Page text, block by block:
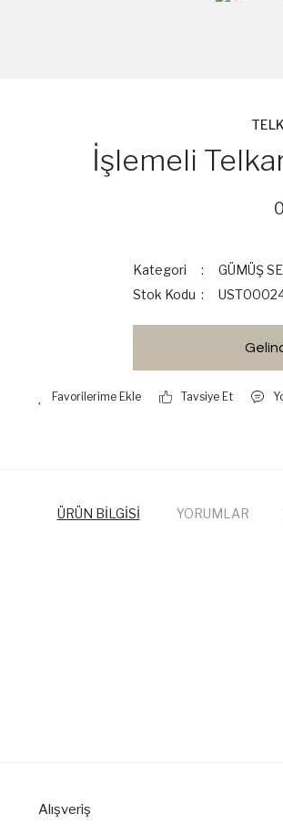
İşlemeli
Kategori
GÜMÜŞ
Stok Kodu
Tavsiye Et
ÜRÜN BİLGİSİ YORUMLAR
Alışveriş